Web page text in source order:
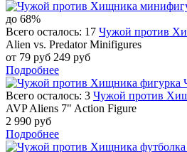
до 68%
Всего осталось: 17 Чужой против
Alien vs. Predator Minifigures
от 79 руб 249 руб
Подробнее
Всего осталось: 3 Чужой против
AVP Aliens 7" Action Figure
2 990 руб
Подробнее